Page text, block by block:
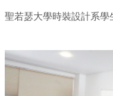
聖若瑟大學時裝設計系學